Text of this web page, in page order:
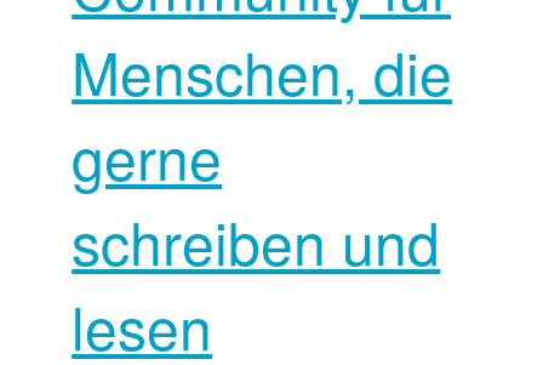
Menschen, die
gerne
schreiben und
lesen